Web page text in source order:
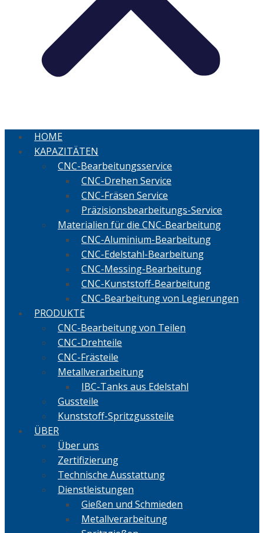
HOME
KAPAZITÄTEN
CNC-Bearbeitungsservice
CNC-Drehen Service
CNC-Fräsen Service
Präzisionsbearbeitungs-Service
Materialien für die CNC-Bearbeitung
CNC-Aluminium-Bearbeitung
CNC-Edelstahl-Bearbeitung
CNC-Messing-Bearbeitung
CNC-Kunststoff-Bearbeitung
CNC-Bearbeitung von Legierungen
PRODUKTE
CNC-Bearbeitung von Teilen
CNC-Drehteile
CNC-Frästeile
Metallverarbeitung
IBC-Tanks aus Edelstahl
Gussteile
Kunststoff-Spritzgussteile
ÜBER
Über uns
Zertifizierung
Technische Ausstattung
Dienstleistungen
Gießen und Schmieden
Metallverarbeitung